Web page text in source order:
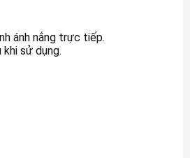
ánh nắng trực tiếp.
khi sử dụng.